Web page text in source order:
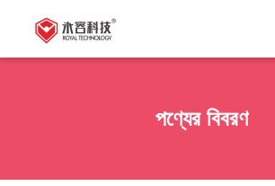
পণ্যের বিবরণ